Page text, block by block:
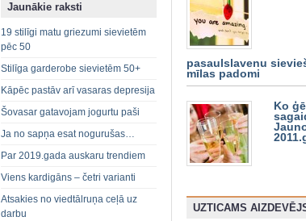
Jaunākie raksti
19 stilīgi matu griezumi sievietēm
pēc 50
Stilīga garderobe sievietēm 50+
Kāpēc pastāv arī vasaras depresija
Šovasar gatavojam jogurtu paši
Ja no sapņa esat nogurušas…
Par 2019.gada auskaru trendiem
Viens kardigāns – četri varianti
Atsakies no viedtālruņa ceļā uz
darbu
pasaulslavenu
mīlas padomi
Ko
UZTICAMS